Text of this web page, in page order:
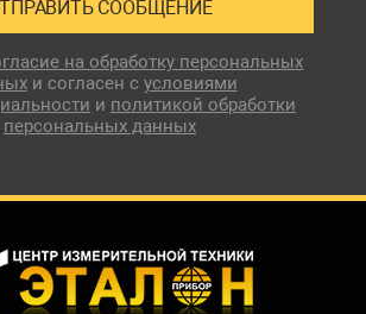
на обработку персональных
и согласен с условиями
и политикой обработки
персональных данных